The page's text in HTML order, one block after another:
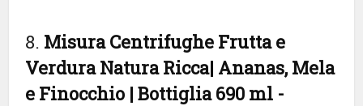
8. Misura Centrifughe Frutta e
Verdura Natura Ricca| Ananas, Mela
e Finocchio | Bottiglia 690 ml -